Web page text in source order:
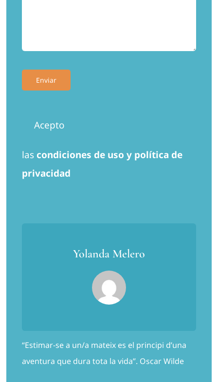
Enviar
Acepto
las condiciones de uso y política de
privacidad
Yolanda Melero
“Estimar-se a un/a mateix es el principi d’una
aventura que dura tota la vida”. Oscar Wilde